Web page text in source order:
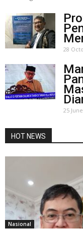
28
25
HOT NEWS
Nasional